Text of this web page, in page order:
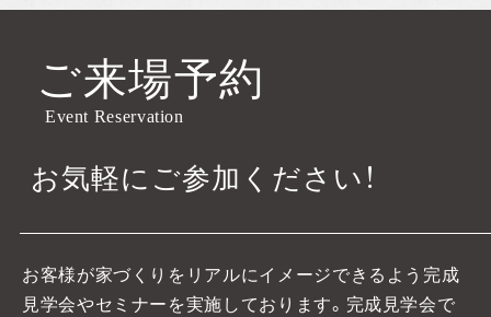
ご来場予約
Event Reservation
お気軽にご参加ください！
お客様が家づくりをリアルにイメージできるよう完成
見学会やセミナーを実施しております。 完成見学会で